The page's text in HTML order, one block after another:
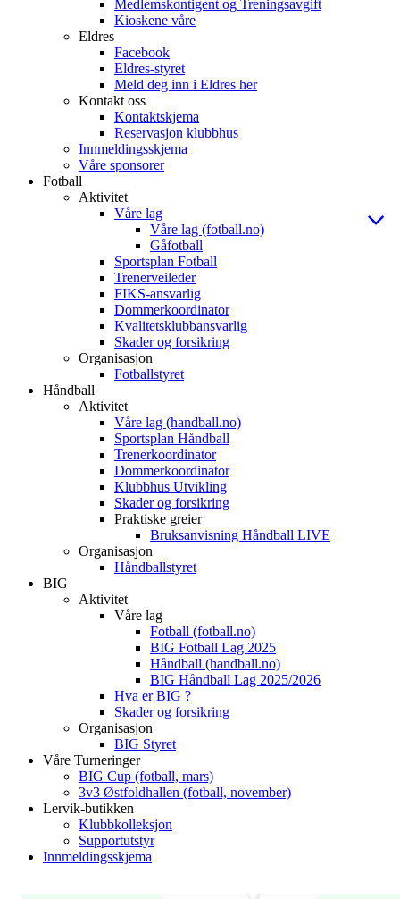
Medlemskontigent og Treningsavgift
Kioskene våre
Eldres
Facebook
Eldres-styret
Meld deg inn i Eldres her
Kontakt oss
Kontaktskjema
Reservasjon klubbhus
Innmeldingsskjema
Våre sponsorer
Fotball
Aktivitet
Våre lag
Våre lag (fotball.no)
Gåfotball
Sportsplan Fotball
Trenerveileder
FIKS-ansvarlig
Dommerkoordinator
Kvalitetsklubbansvarlig
Skader og forsikring
Organisasjon
Fotballstyret
Håndball
Aktivitet
Våre lag (handball.no)
Sportsplan Håndball
Trenerkoordinator
Dommerkoordinator
Klubbhus Utvikling
Skader og forsikring
Praktiske greier
Bruksanvisning Håndball LIVE
Organisasjon
Håndballstyret
BIG
Aktivitet
Våre lag
Fotball (fotball.no)
BIG Fotball Lag 2025
Håndball (handball.no)
BIG Håndball Lag 2025/2026
Hva er BIG ?
Skader og forsikring
Organisasjon
BIG Styret
Våre Turneringer
BIG Cup (fotball, mars)
3v3 Østfoldhallen (fotball, november)
Lervik-butikken
Klubbkolleksjon
Supportutstyr
Innmeldingsskjema